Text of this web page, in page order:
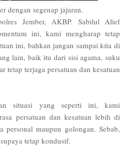
dengan segenap jajaran.
Jember, AKBP. Sabilul Alief
ini, kami mengharap tetap
ini, bahkan jangan sampai kita di
lain, baik itu dari sisi agama, suku
tetap terjaga persatuan dan kesatuan
situasi yang seperti ini, kami
persatuan dan kesatuan lebih di
personal maupun golongan. Sebab,
tetap kondusif.